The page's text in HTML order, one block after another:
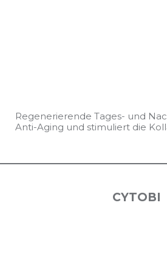
Regenerierende Tages- und
Anti-Aging und stimuliert die
CYTOBI